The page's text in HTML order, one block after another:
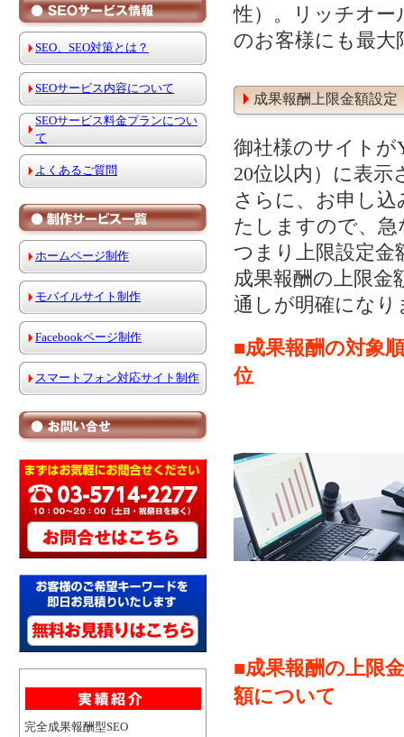
SEO、SEO対策とは？
SEOサービス内容について
SEOサービス料金プランについ
て
よくあるご質問
ホームページ制作
モバイルサイト制作
Facebookページ制作
スマートフォン対応サイト制作
完全成果報酬型SEO
性）。リッチオー
のお客様にも最
成果報酬上限金額設定
御社様のサイトが
20位以内）に表
さらに、お申し
たしますので、急
つまり上限設定
成果報酬の上限金
通しが明確になり
■成果報酬の対象順
位
■成果報酬の上限金
額について